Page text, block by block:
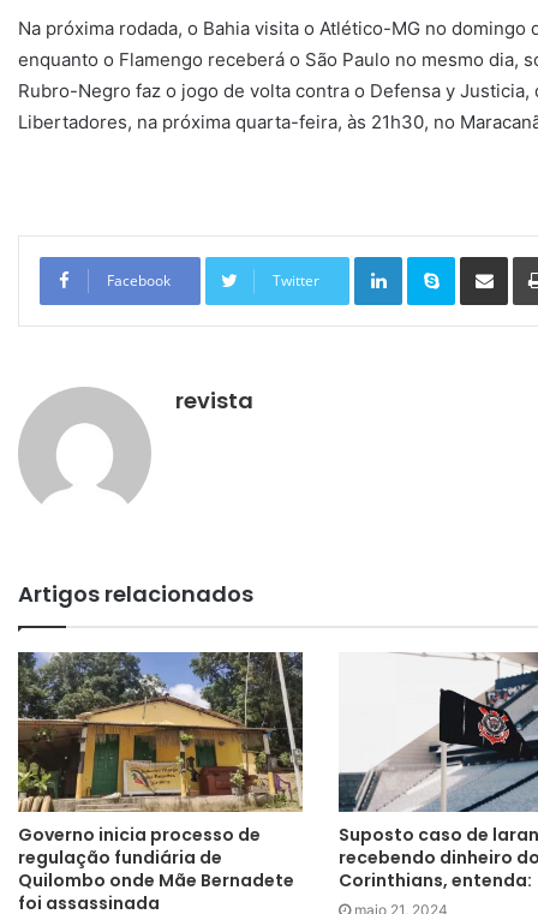
Na próxima rodada, o Bahia visita o Atlético-MG no domingo
enquanto o Flamengo receberá o São Paulo no mesmo dia,
Rubro-Negro faz o jogo de volta contra o Defensa y
Libertadores, na próxima quarta-feira, às 21h30, no
Facebook Twitter
Linkedin Skype
revista
Artigos relacionados
Governo inicia processo de
regulação fundiária de
Quilombo onde Mãe Bernadete
foi assassinada
Suposto caso de
recebendo dinheiro
Corinthians, entenda:
maio 21, 2024